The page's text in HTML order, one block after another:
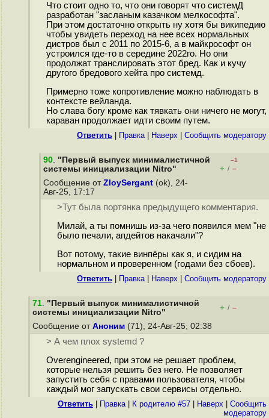
Что стоит одно то, что они говорят что системД
разработан "засланым казачком мелкософта".
При этом достаточно открыть ну хотя бы википедию
чтобы увидеть переход на нее всех нормальных
дистров был с 2011 по 2015-6, а в майкрософт он
устроился где-то в середине 2022го. Но они
продолжат транслировать этот бред. Как и кучу
другого бредового хейта про системд.
Примерно тоже копротивление можно наблюдать в
контексте вейланда.
Но слава богу кроме как тявкать они ничего не могут,
караван продолжает идти своим путем.
Ответить Правка| Наверх Cообщить модератору
90. "Первый выпуск минималистичной
системы инициализации Nitro"
–1
+ / –
Сообщение от ZloySergant (ok), 24-
Авг-25, 17:17
>Тут была портянка предыдущего комментария.
Милай, а ты помнишь из-за чего появился мем "не
было печали, апдейтов накачали"?
Вот потому, такие винпёры как я, и сидим на
нормальном и проверенном (годами без сбоев).
Ответить Правка| Наверх Cообщить модератору
71. "Первый выпуск минималистичной
системы инициализации Nitro"
+ / –
Сообщение от Аноним (71), 24-Авг-25, 02:38
> А чем плох systemd ?
Overengineered, при этом не решает проблем,
которые нельзя решить без него. Не позволяет
запустить себя с правами пользователя, чтобы
каждый мог запускать свои сервисы отдельно.
Ответить Правка| К родителю #57 Наверх
Cообщить
модератору